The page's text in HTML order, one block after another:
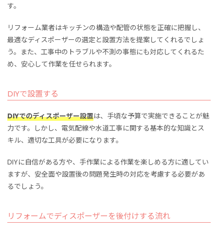
す。
リフォーム業者はキッチンの構造や配管の状態を正確に把握し、
最適なディスポーザーの選定と設置方法を提案してくれるでしょ
う。また、工事中のトラブルや不測の事態にも対応してくれるた
め、安心して作業を任せられます。
DIYで設置する
DIYでのディスポーザー設置は、手頃な予算で実施できることが魅
力です。しかし、電気配線や水道工事に関する基本的な知識とス
キル、適切な工具が必要になります。
DIYに自信がある方や、手作業による作業を楽しめる方に適してい
ますが、安全面や設置後の問題発生時の対応を考慮する必要があ
るでしょう。
リフォームでディスポーザーを後付けする流れ